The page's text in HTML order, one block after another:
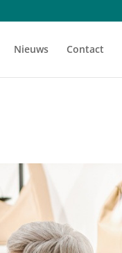
Nieuws Contact